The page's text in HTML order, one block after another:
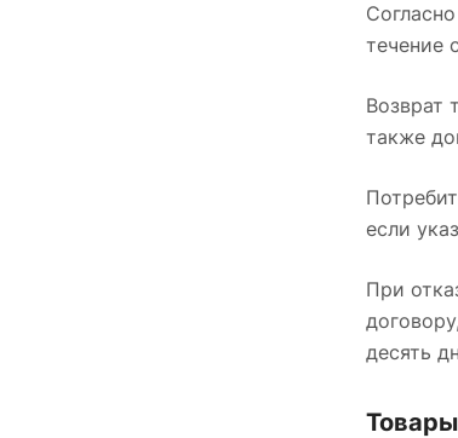
течение
Возврат
также
если
При
десять